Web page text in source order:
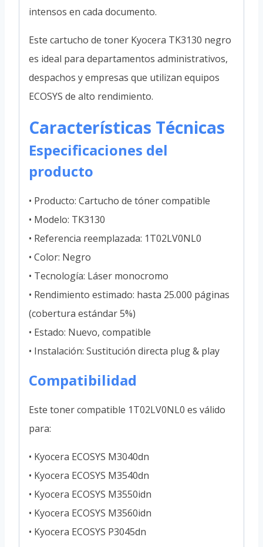
intensos en cada documento.
Este cartucho de toner Kyocera TK3130 negro
es ideal para departamentos administrativos,
despachos y empresas que utilizan equipos
ECOSYS de alto rendimiento.
Características Técnicas
Especificaciones del
producto
• Producto: Cartucho de tóner compatible
• Modelo: TK3130
• Referencia reemplazada: 1T02LV0NL0
• Color: Negro
• Tecnología: Láser monocromo
• Rendimiento estimado: hasta 25.000 páginas
(cobertura estándar 5%)
• Estado: Nuevo, compatible
• Instalación: Sustitución directa plug & play
Compatibilidad
Este toner compatible 1T02LV0NL0 es válido
para:
• Kyocera ECOSYS M3040dn
• Kyocera ECOSYS M3540dn
• Kyocera ECOSYS M3550idn
• Kyocera ECOSYS M3560idn
• Kyocera ECOSYS P3045dn